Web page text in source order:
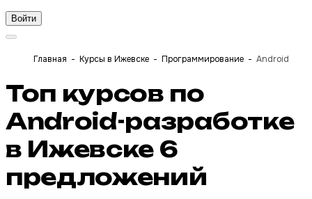
Войти
Главная Курсы в Ижевске Программирование Android
Топ курсов по
Android-разработке
в Ижевске 6
предложений